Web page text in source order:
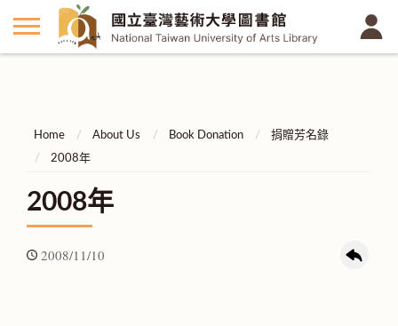
Home About Us Book Donation
捐贈芳名錄
2008年
2008年
2008/11/10